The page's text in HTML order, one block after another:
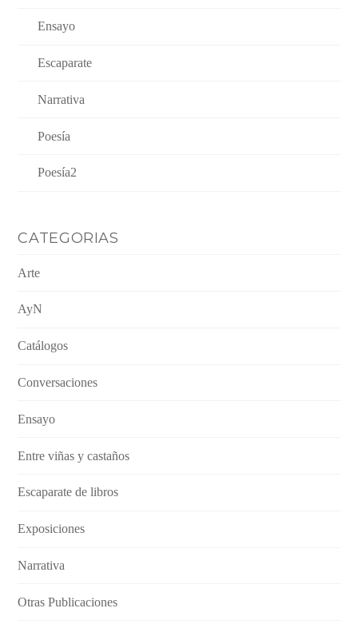
Ensayo
Escaparate
Narrativa
Poesía
Poesía2
CATEGORIAS
Arte
AyN
Catálogos
Conversaciones
Ensayo
Entre viñas y castaños
Escaparate de libros
Exposiciones
Narrativa
Otras Publicaciones